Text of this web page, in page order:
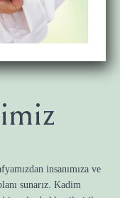
insanımıza ve
sunarız. Kadim